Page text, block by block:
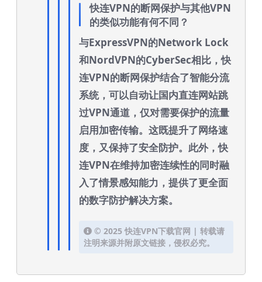
快连VPN的断网保护与其他VPN
的类似功能有何不同？
与ExpressVPN的Network Lock
和NordVPN的CyberSec相比，快
连VPN的断网保护结合了智能分流
系统，可以自动让国内直连网站跳
过VPN通道，仅对需要保护的流量
启用加密传输。这既提升了网络速
度，又保持了安全防护。此外，快
连VPN在维持加密连续性的同时融
入了情景感知能力，提供了更全面
的数字防护解决方案。
© 2025 快连VPN下载官网 | 转载请
注明来源并附原文链接，侵权必究。